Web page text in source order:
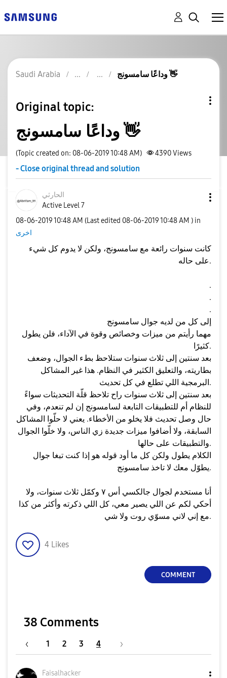
Saudi Arabia وداعًا سامسونج 👋
Original topic:
وداعًا سامسونج 👋
(Topic created on: 08-06-2019 10:48 AM) 4390Views
- Close original thread and solution
الحارثي
Active Level 7
‎08-06-201910:48 AM (Last edited ‎08-06-201910:48 AM ) in
اخرى
كانت سنوات رائعة مع سامسونج، ولكن لا يدوم كل شيء
على حاله.
.
.
.
إلى كل من لديه جوال سامسونج
مهما رأيتم من ميزات وخصائص وقوة في الآداء، فلن يطول
كثيرًا.
بعد سنتين إلى ثلاث سنوات ستلاحظ بطء الجوال، وضعف
بطاريته، والتعليق الكثير في النظام. هذا غير المشاكل
البرمجية اللي تطلع في كل تحديث.
بعد سنتين إلى ثلاث سنوات راح تلاحظ قلّة التحديثات سواءً
للنظام أم للتطبيقات التابعة لسامسونج إن لم تنعدم، وفي
حال وصل تحديث فلا يخلو من الأخطاء. يعني لا حلّوا المشاكل
السابقة، ولا أضافوا ميزات جديدة زي الناس، ولا خلّوا الجوال
والتطبيقات على حالها.
الكلام يطول ولكن كل ما أود قوله هو إذا كنت تبغا جوال
يطوّل معك لا تاخذ سامسونج.
أنا مستخدم لجوال جالكسي أس ٧ وكمّل ثلاث سنوات، ولا
أحكي لكم عن اللي يصير معي، كل اللي ذكرته وأكثر من كذا
مع إني لاني مسوّي روت ولا شي.
4 Likes
COMMENT
38 Comments
1 2 3 4
Faisalhacker